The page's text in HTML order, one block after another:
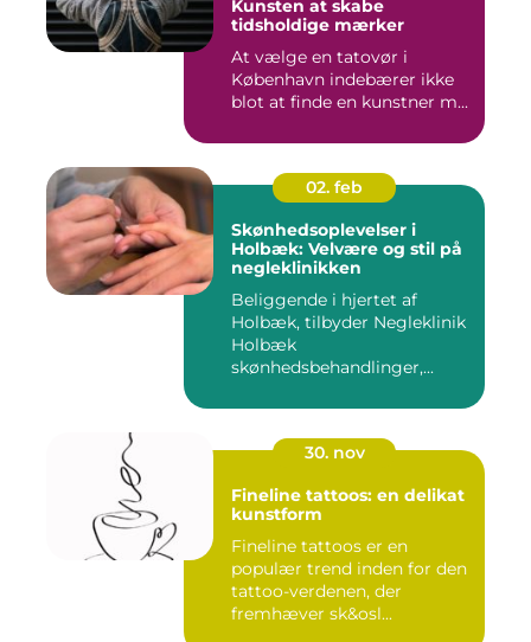
Kunsten at skabe
tidsholdige mærker
At vælge en tatovør i
København indebærer ikke
blot at finde en kunstner m...
02. feb
Skønhedsoplevelser i
Holbæk: Velvære og stil på
negleklinikken
Beliggende i hjertet af
Holbæk, tilbyder Negleklinik
Holbæk
skønhedsbehandlinger,...
30. nov
Fineline tattoos: en delikat
kunstform
Fineline tattoos er en
populær trend inden for den
tattoo-verdenen, der
fremhæver sk&osl...